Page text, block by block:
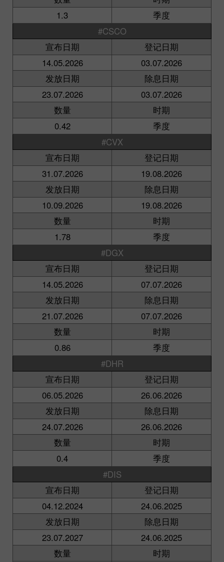
1.3
季度
#CSCO
宣布日期
登记日期
14.05.2026
03.07.2026
发放日期
除息日期
23.07.2026
03.07.2026
数量
时期
0.42
季度
#CVX
宣布日期
登记日期
31.07.2026
19.08.2026
发放日期
除息日期
10.09.2026
19.08.2026
数量
时期
1.78
季度
#DGX
宣布日期
登记日期
14.05.2026
07.07.2026
发放日期
除息日期
21.07.2026
07.07.2026
数量
时期
0.86
季度
#DHR
宣布日期
登记日期
06.05.2026
26.06.2026
发放日期
除息日期
24.07.2026
26.06.2026
数量
时期
0.4
季度
#DIS
宣布日期
登记日期
04.12.2024
24.06.2025
发放日期
除息日期
23.07.2027
24.06.2025
数量
时期